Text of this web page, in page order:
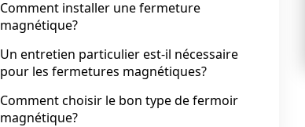
Comment installer une fermeture
magnétique?
Un entretien particulier est-il nécessaire
pour les fermetures magnétiques?
Comment choisir le bon type de fermoir
magnétique?